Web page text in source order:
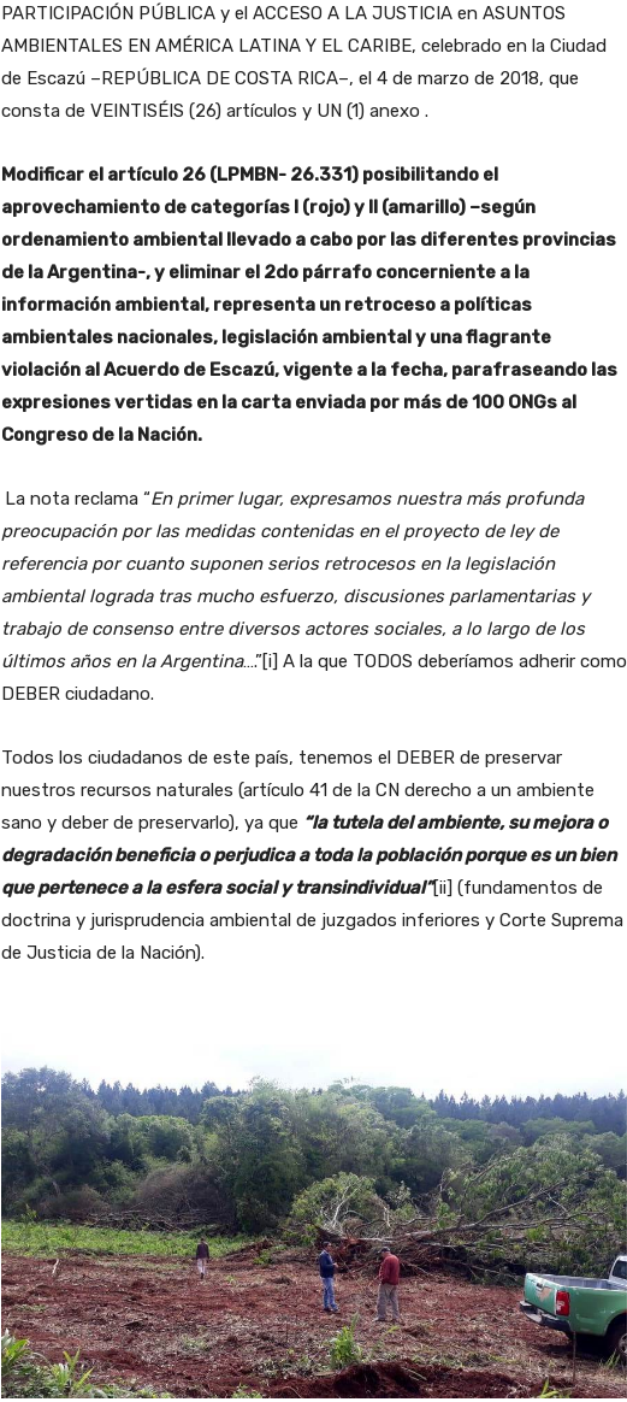
PARTICIPACIÓN PÚBLICA y el ACCESO A LA JUSTICIA en ASUNTOS
AMBIENTALES EN AMÉRICA LATINA Y EL CARIBE, celebrado en la Ciudad
de Escazú –REPÚBLICA DE COSTA RICA–, el 4 de marzo de 2018, que
consta de VEINTISÉIS (26) artículos y UN (1) anexo .
Modificar el artículo 26 (LPMBN- 26.331) posibilitando el
aprovechamiento de categorías I (rojo) y II (amarillo) –según
ordenamiento ambiental llevado a cabo por las diferentes provincias
de la Argentina-, y eliminar el 2do párrafo concerniente a la
información ambiental, representa un retroceso a políticas
ambientales nacionales, legislación ambiental y una flagrante
violación al Acuerdo de Escazú, vigente a la fecha, parafraseando las
expresiones vertidas en la carta enviada por más de 100 ONGs al
Congreso de la Nación.
La nota reclama “En primer lugar, expresamos nuestra más profunda
preocupación por las medidas contenidas en el proyecto de ley de
referencia por cuanto suponen serios retrocesos en la legislación
ambiental lograda tras mucho esfuerzo, discusiones parlamentarias y
trabajo de consenso entre diversos actores sociales, a lo largo de los
últimos años en la Argentina….”[i] A la que TODOS deberíamos adherir como
DEBER ciudadano.
Todos los ciudadanos de este país, tenemos el DEBER de preservar
nuestros recursos naturales (artículo 41 de la CN derecho a un ambiente
sano y deber de preservarlo), ya que “la tutela del ambiente, su mejora o
degradación beneficia o perjudica a toda la población porque es un bien
que pertenece a la esfera social y transindividual”[ii] (fundamentos de
doctrina y jurisprudencia ambiental de juzgados inferiores y Corte Suprema
de Justicia de la Nación).